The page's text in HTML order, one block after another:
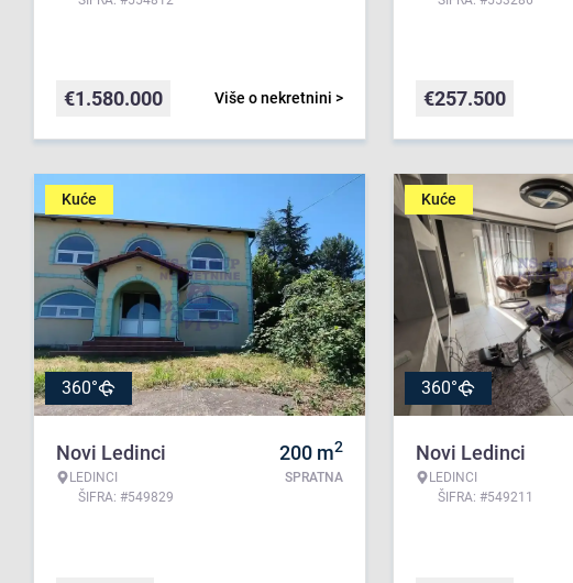
Više o nekretnini >
€1.580.000 €257.500
Kuće
360°
Novi Ledinci
LEDINCI
ŠIFRA: #549829
200 m2
SPRATNA
Kuće
360°
Novi Ledinci
LEDINCI
ŠIFRA: #549211